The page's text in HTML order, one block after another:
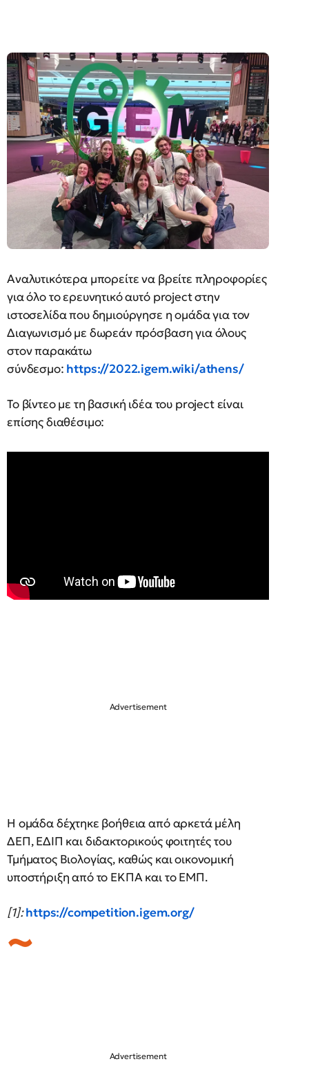
Αναλυτικότερα μπορείτε να βρείτε πληροφορίες
για όλο το ερευνητικό αυτό project στην
ιστοσελίδα που δημιούργησε η ομάδα για τον
Διαγωνισμό με δωρεάν πρόσβαση για όλους
στον παρακάτω
σύνδεσμο: https://2022.igem.wiki/athens/
Το βίντεο με τη βασική ιδέα του project είναι
επίσης διαθέσιμο:
Η ομάδα δέχτηκε βοήθεια από αρκετά μέλη
ΔΕΠ, ΕΔΙΠ και διδακτορικούς φοιτητές του
Τμήματος Βιολογίας, καθώς και οικονομική
υποστήριξη από το ΕΚΠΑ και το ΕΜΠ.
[1]: https://competition.igem.org/